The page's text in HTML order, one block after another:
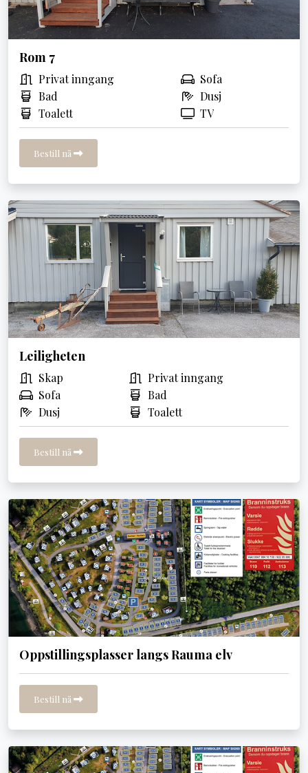
Rom 7
Privat inngang
Sofa
Bad
Dusj
Toalett
TV
Bestill nå
Leiligheten
Skap
Privat inngang
Sofa
Bad
Dusj
Toalett
Bestill nå
Oppstillingsplasser langs Rauma elv
Bestill nå